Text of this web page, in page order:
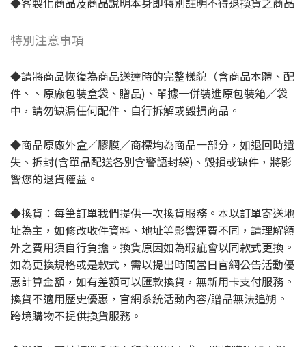
特別注意事項
◆請將商品恢復為商品送達時的完整樣貌（含商品本體、配
件、、原廠包裝盒袋、贈品)、單據一併裝進原包裝箱／袋
中，請勿缺漏任何配件、自行拆解或毀損商品。
◆商品原廠外盒／膠膜／商標均為商品一部分，如退回時遺
失、拆封(含單品配送各別含警語封袋)、毀損或缺件，將影
響您的退貨權益。
◆換貨：每筆訂單我們提供一次換貨服務。本以訂單寄送地
址為主，如修改收件資料、地址等影響運費不同，請理解額
外之費用須自行負擔。換貨原因如為瑕疵會以同款式更換。
如為更換規格或是款式，需以提出時間當日官網公告活動優
惠計算金額，如有差額可以匯款換貨，無新用卡支付服務。
換貨不適用歷史優惠，官網系統活動內容/贈品無法追朔。
跨境購物不提供換貨服務。